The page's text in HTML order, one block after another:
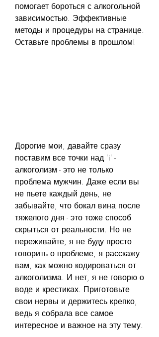
помогает бороться с алкогольной
зависимостью. Эффективные
методы и процедуры на странице.
Оставьте проблемы в прошлом!
Дорогие мои, давайте сразу
поставим все точки над 'i' -
алкоголизм - это не только
проблема мужчин. Даже если вы
не пьете каждый день, не
забывайте, что бокал вина после
тяжелого дня - это тоже способ
скрыться от реальности. Но не
переживайте, я не буду просто
говорить о проблеме, я расскажу
вам, как можно кодироваться от
алкоголизма. И нет, я не говорю о
воде и крестиках. Приготовьте
свои нервы и держитесь крепко,
ведь я собрала все самое
интересное и важное на эту тему.